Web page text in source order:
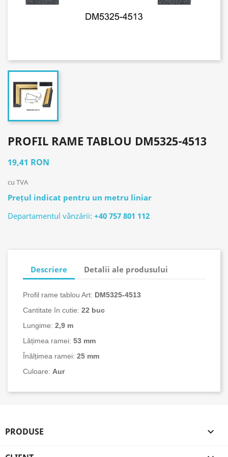
PROFIL RAME TABLOU DM5325-4513
19,41 RON
cu TVA
Prețul indicat pentru un metru liniar
Departamentul vânzării: +40 757 801 112
Descriere Detalii ale produsului
Profil rame tablou Art: DM5325-4513
Cantitate în cutie: 22 buc
Lungime: 2,9 m
Lățimea ramei: 53 mm
Înălțimea ramei: 25 mm
Culoare: Aur
PRODUSE 